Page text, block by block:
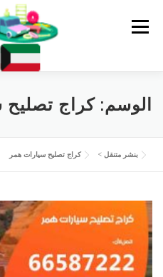
القائمة
بنشر كراج متنقلالوسم:كراج تصليح
بنشر متنقل > كراج تصليح سيارات همر